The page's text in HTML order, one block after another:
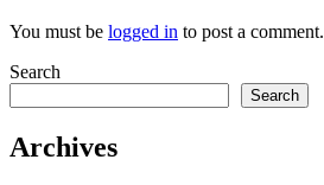
You must be logged in to post a comment.
Search
Search
Archives